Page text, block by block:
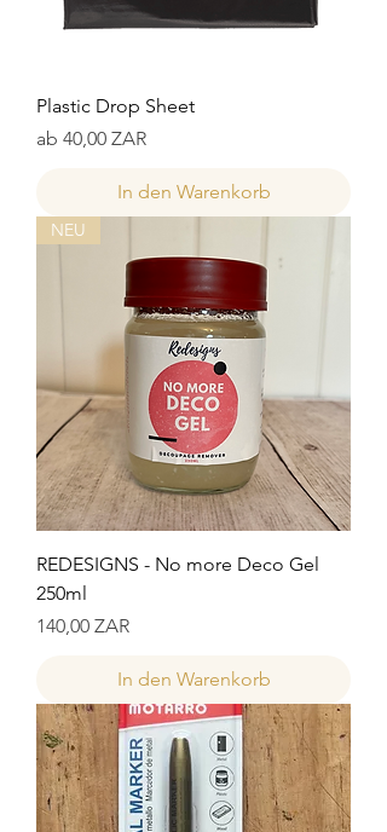
Plastic Drop Sheet
ab 40,00 ZAR
Sale-Preis
In den Warenkorb
NEU
REDESIGNS - No more Deco Gel
250ml
Preis
140,00 ZAR
In den Warenkorb